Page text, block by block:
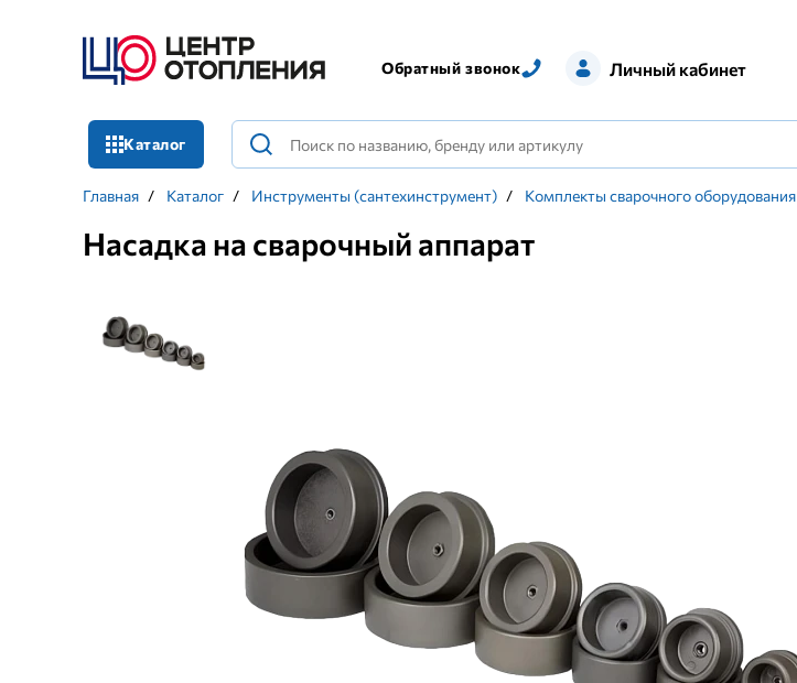
Обратный звонок Личный кабинет
Каталог
Главная / Каталог / Инструменты (сантехинструмент) / Комплекты сварочного оборудования
Насадка на сварочный аппарат